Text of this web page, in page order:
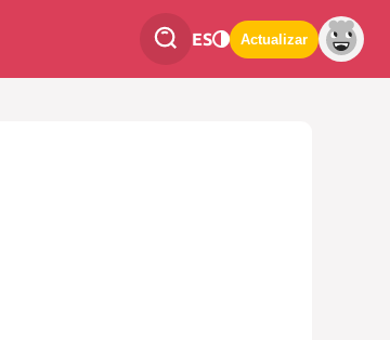
ES Actualizar